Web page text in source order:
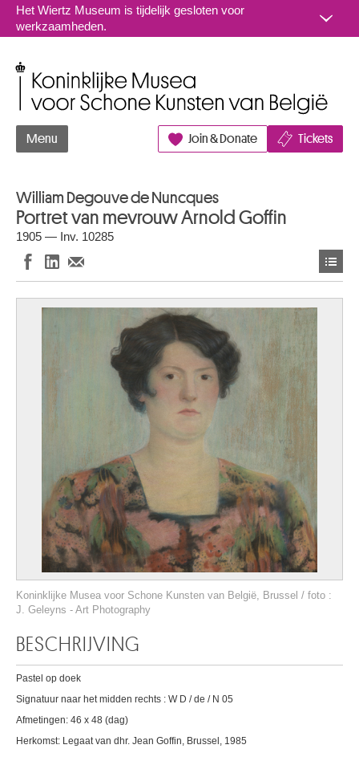
Naar inhoud
Het Wiertz Museum is tijdelijk gesloten voor
werkzaamheden.
Menu Join & Donate Tickets
William Degouve de Nuncques
Portret van mevrouw Arnold Goffin
1905 — Inv. 10285
Koninklijke Musea voor Schone Kunsten van België, Brussel / foto :
J. Geleyns - Art Photography
BESCHRIJVING
Pastel op doek
Signatuur naar het midden rechts : W D / de / N 05
Afmetingen: 46 x 48 (dag)
Herkomst: Legaat van dhr. Jean Goffin, Brussel, 1985